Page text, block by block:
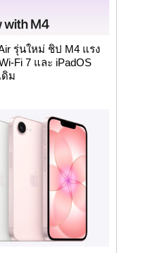
รุ่นใหม่ ชิป M4 แรง
Fi 7 และ iPadOS
ดิม